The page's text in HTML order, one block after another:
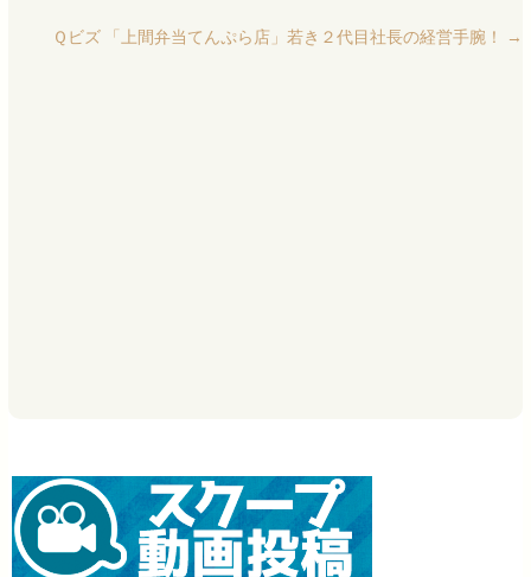
Ｑビズ 「上間弁当てんぷら店」若き２代目社長の経営手腕！ →